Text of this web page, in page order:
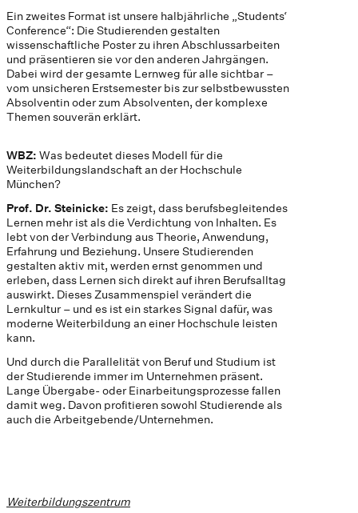
Ein zweites Format ist unsere halbjährliche „Students‘
Conference“: Die Studierenden gestalten
wissenschaftliche Poster zu ihren Abschlussarbeiten
und präsentieren sie vor den anderen Jahrgängen.
Dabei wird der gesamte Lernweg für alle sichtbar –
vom unsicheren Erstsemester bis zur selbstbewussten
Absolventin oder zum Absolventen, der komplexe
Themen souverän erklärt.
WBZ: Was bedeutet dieses Modell für die
Weiterbildungslandschaft an der Hochschule
München?
Prof. Dr. Steinicke: Es zeigt, dass berufsbegleitendes
Lernen mehr ist als die Verdichtung von Inhalten. Es
lebt von der Verbindung aus Theorie, Anwendung,
Erfahrung und Beziehung. Unsere Studierenden
gestalten aktiv mit, werden ernst genommen und
erleben, dass Lernen sich direkt auf ihren Berufsalltag
auswirkt. Dieses Zusammenspiel verändert die
Lernkultur – und es ist ein starkes Signal dafür, was
moderne Weiterbildung an einer Hochschule leisten
kann.
Und durch die Parallelität von Beruf und Studium ist
der Studierende immer im Unternehmen präsent.
Lange Übergabe- oder Einarbeitungsprozesse fallen
damit weg. Davon profitieren sowohl Studierende als
auch die Arbeitgebende/Unternehmen.
Weiterbildungszentrum